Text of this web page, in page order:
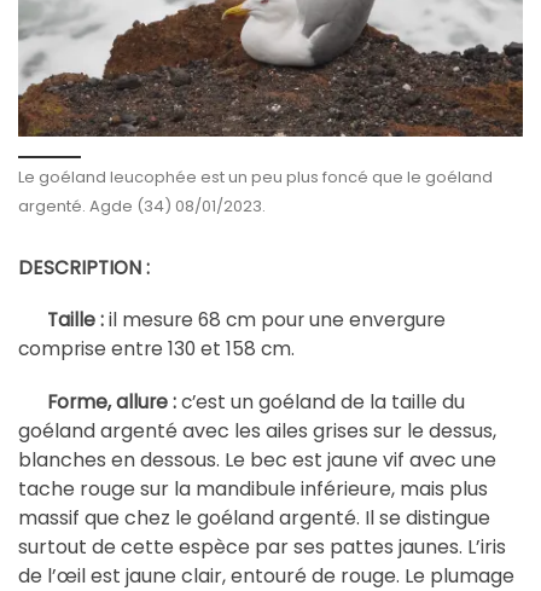
Le goéland leucophée est un peu plus foncé que le goéland
argenté. Agde (34) 08/01/2023.
DESCRIPTION :
Taille :il mesure 68 cm pour une envergure
comprise entre 130 et 158 cm.
Forme, allure :c’est un goéland de la taille du
goéland argenté avec les ailes grises sur le dessus,
blanches en dessous. Le bec est jaune vif avec une
tache rouge sur la mandibule inférieure, mais plus
massif que chez le goéland argenté. Il se distingue
surtout de cette espèce par ses pattes jaunes. L’iris
de l’œil est jaune clair, entouré de rouge. Le plumage